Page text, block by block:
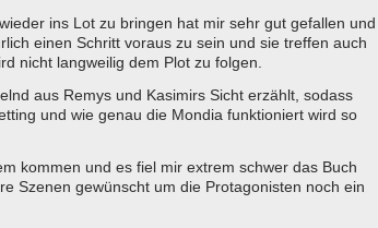
ins Lot zu bringen hat mir sehr gut gefallen und
einen Schritt voraus zu sein und sie treffen auch
nicht langweilig dem Plot zu folgen.
aus Remys und Kasimirs Sicht erzählt, sodass
und wie genau die Mondia funktioniert wird so
kommen und es fiel mir extrem schwer das Buch
Szenen gewünscht um die Protagonisten noch ein